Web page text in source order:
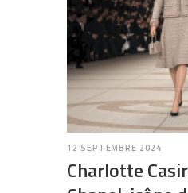
12 SEPTEMBRE 2024
Charlotte